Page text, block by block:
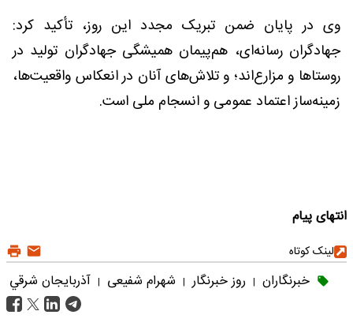
وی در پایان ضمن تبریک مجدد این روز، تأکید کرد:
جهادگران رسانه‌ای، هم‌پیمان همیشگی جهادگران تولید در
روستاها و مزارع‌اند؛ و تلاش‌های آنان در انعکاس واقعیت‌ها،
زمینه‌ساز اعتماد عمومی و انسجام ملی است.
انتهای پیام
لینک کوتاه
خبرنگاران | روز خبرنگار | شهرام شفیعی | آذربايجان شرقي